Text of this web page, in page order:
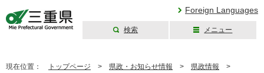
Foreign Languages
検索 メニュー
現在位置： トップページ > 県政・お知らせ情報 > 県政情報 >